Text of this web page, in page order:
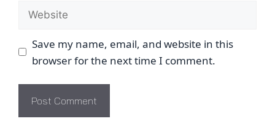
Website
Save my name, email, and website in this
browser for the next time I comment.